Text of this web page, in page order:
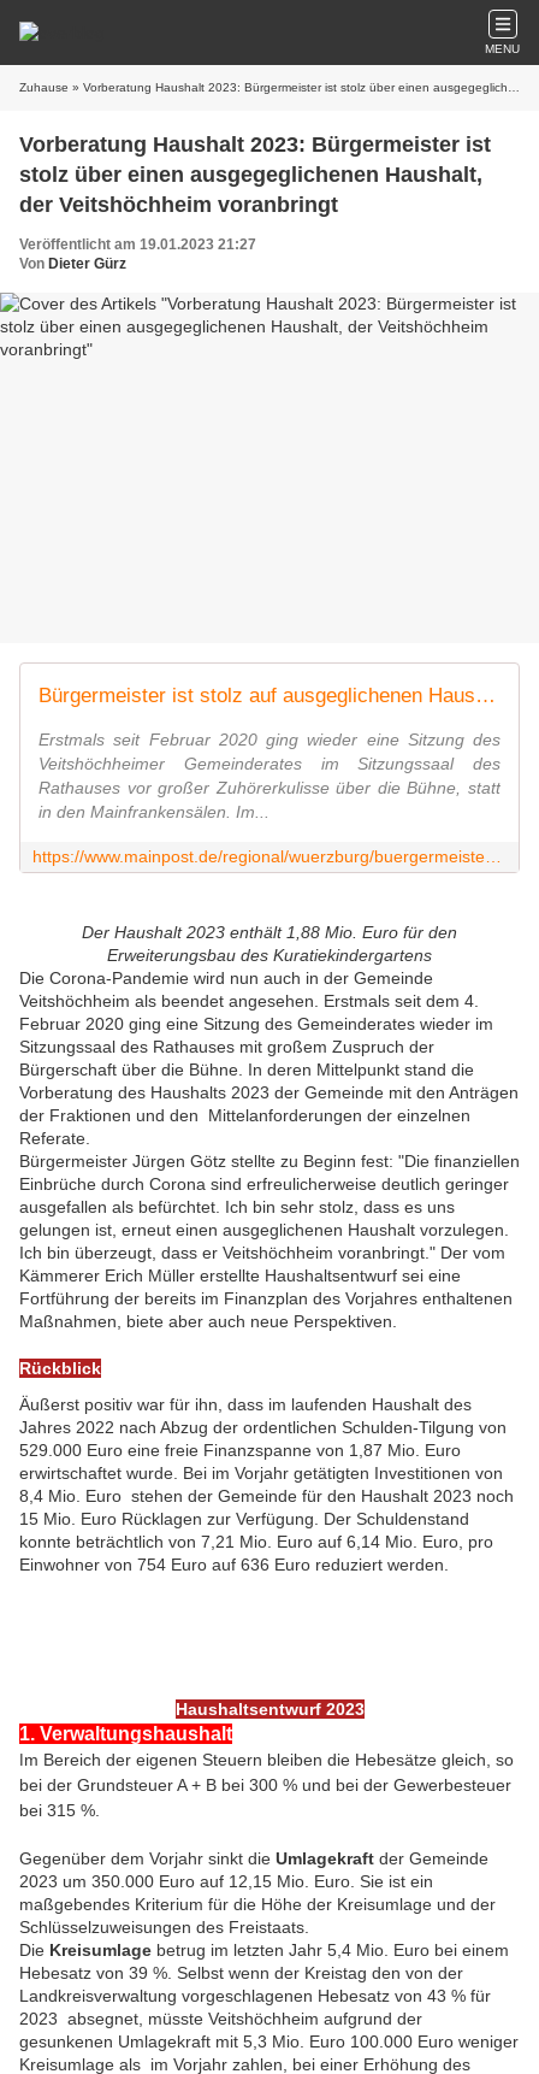
MENU
Zuhause » Vorberatung Haushalt 2023: Bürgermeister ist stolz über einen ausgegeglichenen Haushalt, der Veitshöchheim voranbringt
Vorberatung Haushalt 2023: Bürgermeister ist
stolz über einen ausgegeglichenen Haushalt,
der Veitshöchheim voranbringt
Veröffentlicht am 19.01.2023 21:27
Von Dieter Gürz
Bürgermeister ist stolz auf ausgeglichenen Haushaltsentwurf
Erstmals seit Februar 2020 ging wieder eine Sitzung des
Veitshöchheimer Gemeinderates im Sitzungssaal des
Rathauses vor großer Zuhörerkulisse über die Bühne, statt
in den Mainfrankensälen. Im...
Der Haushalt 2023 enthält 1,88 Mio. Euro für den
Erweiterungsbau des Kuratiekindergartens
Die Corona-Pandemie wird nun auch in der Gemeinde
Veitshöchheim als beendet angesehen. Erstmals seit dem 4.
Februar 2020 ging eine Sitzung des Gemeinderates wieder im
Sitzungssaal des Rathauses mit großem Zuspruch der
Bürgerschaft über die Bühne. In deren Mittelpunkt stand die
Vorberatung des Haushalts 2023 der Gemeinde mit den Anträgen
der Fraktionen und den Mittelanforderungen der einzelnen
Referate.
Bürgermeister Jürgen Götz stellte zu Beginn fest: "Die finanziellen
Einbrüche durch Corona sind erfreulicherweise deutlich geringer
ausgefallen als befürchtet. Ich bin sehr stolz, dass es uns
gelungen ist, erneut einen ausgeglichenen Haushalt vorzulegen.
Ich bin überzeugt, dass er Veitshöchheim voranbringt." Der vom
Kämmerer Erich Müller erstellte Haushaltsentwurf sei eine
Fortführung der bereits im Finanzplan des Vorjahres enthaltenen
Maßnahmen, biete aber auch neue Perspektiven.
Rückblick
Äußerst positiv war für ihn, dass im laufenden Haushalt des
Jahres 2022 nach Abzug der ordentlichen Schulden-Tilgung von
529.000 Euro eine freie Finanzspanne von 1,87 Mio. Euro
erwirtschaftet wurde. Bei im Vorjahr getätigten Investitionen von
8,4 Mio. Euro stehen der Gemeinde für den Haushalt 2023 noch
15 Mio. Euro Rücklagen zur Verfügung. Der Schuldenstand
konnte beträchtlich von 7,21 Mio. Euro auf 6,14 Mio. Euro, pro
Einwohner von 754 Euro auf 636 Euro reduziert werden.
Haushaltsentwurf 2023
1. Verwaltungshaushalt
m Bereich der eigenen Steuern bleiben die Hebesätze gleich, so
bei der Grundsteuer A + B bei 300 % und bei der Gewerbesteuer
bei 315 %.
Gegenüber dem Vorjahr sinkt die Umlagekraft der Gemeinde
2023 um 350.000 Euro auf 12,15 Mio. Euro. Sie ist ein
maßgebendes Kriterium für die Höhe der Kreisumlage und der
Schlüsselzuweisungen des Freistaats.
Die Kreisumlage betrug im letzten Jahr 5,4 Mio. Euro bei einem
Hebesatz von 39 %. Selbst wenn der Kreistag den von der
Landkreisverwaltung vorgeschlagenen Hebesatz von 43 % für
2023 absegnet, müsste Veitshöchheim aufgrund der
gesunkenen Umlagekraft mit 5,3 Mio. Euro 100.000 Euro weniger
Kreisumlage als im Vorjahr zahlen, bei einer Erhöhung des